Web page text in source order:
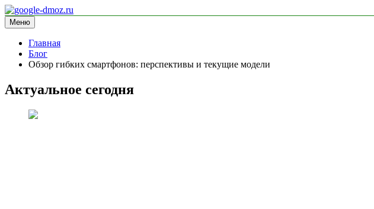
Перейти
к
содержимому
google-dmoz.ru
информационный сайт
Меню
Главная
Блог
Обзор гибких смартфонов: перспективы и текущие модели
Актуальное сегодня